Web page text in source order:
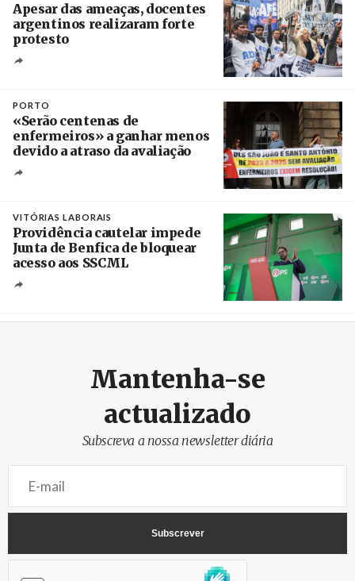
Apesar das ameaças, docentes
argentinos realizaram forte
protesto
PORTO
«Serão centenas de
enfermeiros» a ganhar menos
devido a atraso da avaliação
VITÓRIAS LABORAIS
Providência cautelar impede
Junta de Benfica de bloquear
acesso aos SSCML
Mantenha-se
actualizado
Subscreva a nossa newsletter diária